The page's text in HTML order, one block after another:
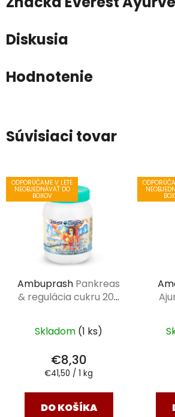
Diskusia
Hodnotenie
Súvisiaci tovar
ODPORÚČAME V LETE
NEOBJEDNÁVAŤ DO
BOXOV
Ambuprash Pankreas
& regulácia cukru 200
Skladom (1 ks)
€8,30
Jednotková
€41,50 / 1 kg
DO KOŠÍKA